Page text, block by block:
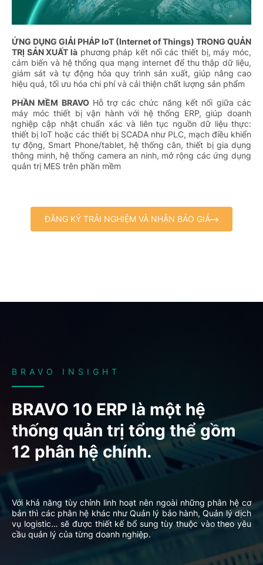
ỨNG DỤNG GIẢI PHÁP IoT (Internet of Things) TRONG QUẢN
TRỊ SẢN XUẤT là phương pháp kết nối các thiết bị, máy móc,
cảm biến và hệ thống qua mạng internet để thu thập dữ liệu,
giám sát và tự động hóa quy trình sản xuất, giúp nâng cao
hiệu quả, tối ưu hóa chi phí và cải thiện chất lượng sản phẩm
PHẦN MỀM BRAVOHỗ trợ các chức năng kết nối giữa các
máy móc thiết bị vận hành với hệ thống ERP, giúp doanh
nghiệp cập nhật chuẩn xác và liên tục nguồn dữ liệu thực:
thiết bị IoT hoặc các thiết bị SCADA như PLC, mạch điều khiển
tự động, Smart Phone/tablet, hệ thống cân, thiết bị gia dụng
thông minh, hệ thống camera an ninh, mở rộng các ứng dụng
quản trị MES trên phần mềm
ĐĂNG KÝ TRẢI NGHIỆM VÀ NHẬN BÁO GIÁ
BRAVO INSIGHT
BRAVO 10 ERP là một hệ
thống quản trị tổng thể gồm
12 phân hệ chính.
Với khả năng tùy chỉnh linh hoạt nên ngoài những phân hệ cơ
bản thì các phân hệ khác như Quản lý bảo hành, Quản lý dịch
vụ logistic… sẽ được thiết kế bổ sung tùy thuộc vào theo yêu
cầu quản lý của từng doanh nghiệp.